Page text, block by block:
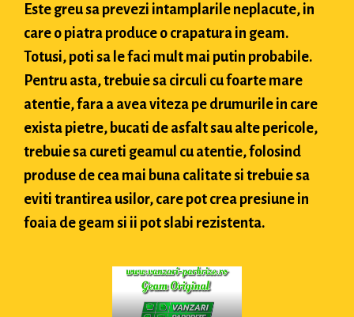
Este greu sa prevezi intamplarile neplacute, in
care o piatra produce o crapatura in geam.
Totusi, poti sa le faci mult mai putin probabile.
Pentru asta, trebuie sa circuli cu foarte mare
atentie, fara a avea viteza pe drumurile in care
exista pietre, bucati de asfalt sau alte pericole,
trebuie sa cureti geamul cu atentie, folosind
produse de cea mai buna calitate si trebuie sa
eviti trantirea usilor, care pot crea presiune in
foaia de geam si ii pot slabi rezistenta.